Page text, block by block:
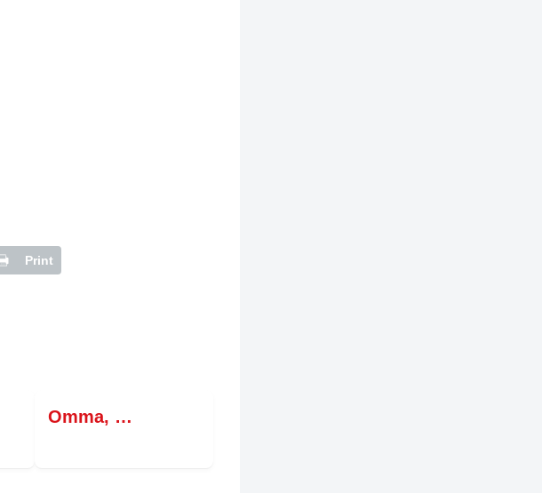
Print
Omma, …